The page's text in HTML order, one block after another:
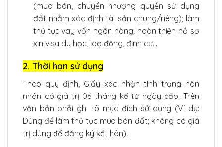
(mua bán, chuyển nhượng quyền sử dụng
đất nhằm xác định tài sản chung/riêng); làm
thủ tục vay vốn ngân hàng; hoàn thiện hồ sơ
xin visa du học, lao động, định cư…
2. Thời hạn sử dụng
Theo quy định, Giấy xác nhận tình trạng hôn
nhân có giá trị 06 tháng kể từ ngày cấp. Trên
văn bản phải ghi rõ mục đích sử dụng (Ví dụ:
Dùng để làm thủ tục mua bán đất; không có giá
trị dùng để đăng ký kết hôn).